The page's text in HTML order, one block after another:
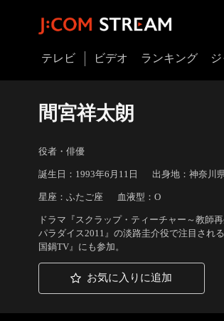
テレビ ビデオ ランキング
間宮祥太朗
役者・俳優
誕生日：1993年6月11日 出身地：神奈川
星座：ふたご座 血液型：O
ドラマ『スクラップ・ティーチャー～教
パラダイス2011』の淡路圭介役で注目され
国鍋TV』にも参加。
お気に入りに追加